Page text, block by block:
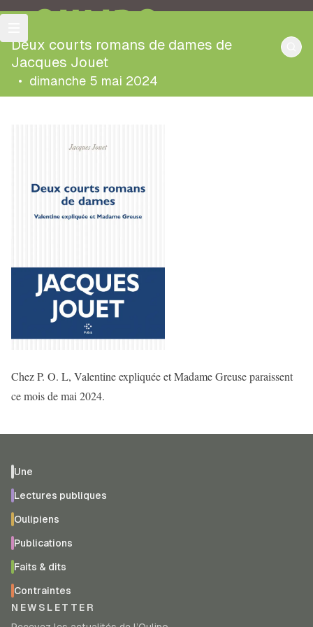
OULIPO
Deux courts romans de dames de
Jacques Jouet
• dimanche 5 mai 2024
Chez P. O. L, Valentine expliquée et Madame Greuse paraissent
ce mois de mai 2024.
Une
Lectures publiques
Oulipiens
Publications
Faits & dits
Contraintes
NEWSLETTER